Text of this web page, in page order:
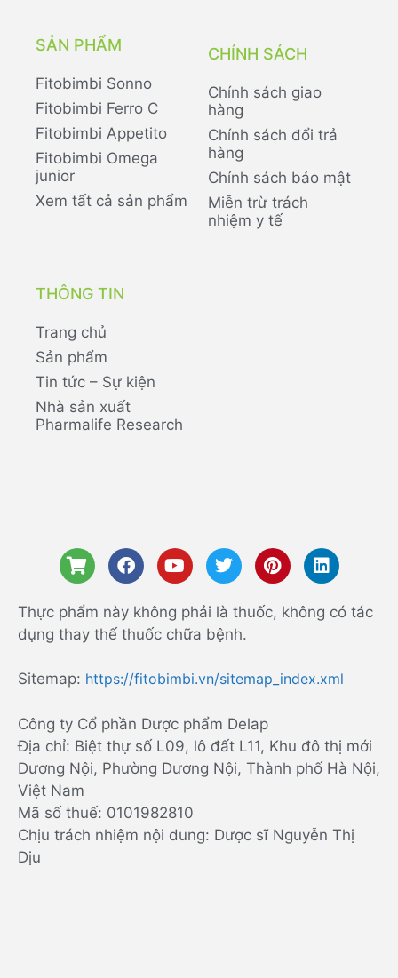
SẢN PHẨM
Fitobimbi Sonno
Fitobimbi Ferro C
Fitobimbi Appetito
Fitobimbi Omega
junior
Xem tất cả sản phẩm
CHÍNH SÁCH
Chính sách giao
hàng
Chính sách đổi trả
hàng
Chính sách bảo mật
Miễn trừ trách
nhiệm y tế
THÔNG TIN
Trang chủ
Sản phẩm
Tin tức – Sự kiện
Nhà sản xuất
Pharmalife Research
Thực phẩm này không phải là thuốc, không có tác
dụng thay thế thuốc chữa bệnh.
Sitemap: https://fitobimbi.vn/sitemap_index.xml
Công ty Cổ phần Dược phẩm Delap
Địa chỉ: Biệt thự số L09, lô đất L11, Khu đô thị mới
Dương Nội, Phường Dương Nội, Thành phố Hà Nội,
Việt Nam
Mã số thuế: 0101982810
Chịu trách nhiệm nội dung: Dược sĩ Nguyễn Thị
Dịu